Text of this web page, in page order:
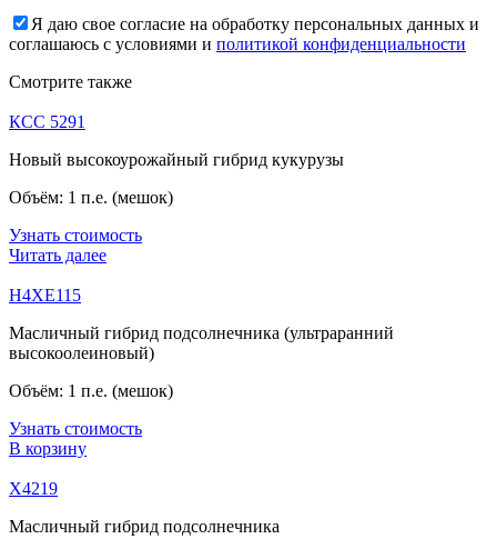
Я даю свое согласие на обработку персональных данных и
соглашаюсь с условиями и политикой конфиденциальности
Смотрите также
КСС 5291
Новый высокоурожайный гибрид кукурузы
Объём: 1 п.е. (мешок)
Узнать стоимость
Читать далее
Н4ХЕ115
Масличный гибрид подсолнечника (ультраранний
высокоолеиновый)
Объём: 1 п.е. (мешок)
Узнать стоимость
В корзину
Х4219
Масличный гибрид подсолнечника